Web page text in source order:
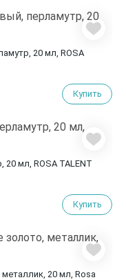
20 мл, ROSA
Купить
мл, ROSA TALENT
Купить
20 мл, Rosa